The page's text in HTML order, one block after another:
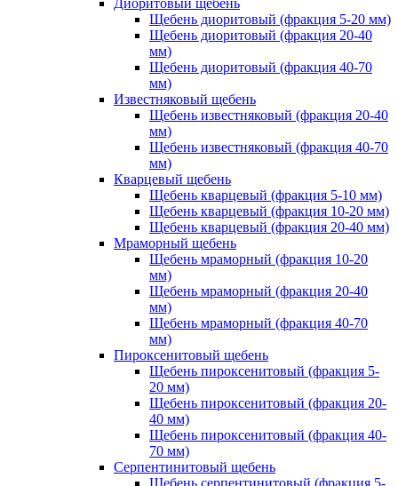
Диоритовый щебень
Щебень диоритовый (фракция 5-20 мм)
Щебень диоритовый (фракция 20-40
мм)
Щебень диоритовый (фракция 40-70
мм)
Известняковый щебень
Щебень известняковый (фракция 20-40
мм)
Щебень известняковый (фракция 40-70
мм)
Кварцевый щебень
Щебень кварцевый (фракция 5-10 мм)
Щебень кварцевый (фракция 10-20 мм)
Щебень кварцевый (фракция 20-40 мм)
Мраморный щебень
Щебень мраморный (фракция 10-20
мм)
Щебень мраморный (фракция 20-40
мм)
Щебень мраморный (фракция 40-70
мм)
Пироксенитовый щебень
Щебень пироксенитовый (фракция 5-
20 мм)
Щебень пироксенитовый (фракция 20-
40 мм)
Щебень пироксенитовый (фракция 40-
70 мм)
Серпентинитовый щебень
Щебень серпентинитовый (фракция 5-